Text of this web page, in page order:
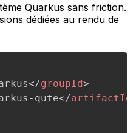
Quarkus sans friction.
dédiées au rendu de
</groupId>
qute</artifactId